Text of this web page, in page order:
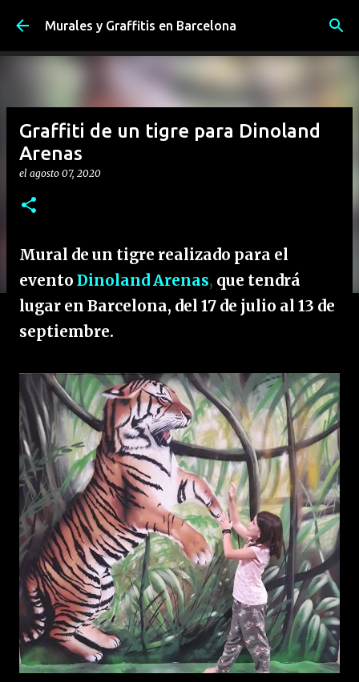
Ir al contenido principal
Murales y Graffitis en Barcelona
Graffiti de un tigre para Dinoland
Arenas
el agosto 07, 2020
Mural de un tigre realizado para el
evento Dinoland Arenas, que tendrá
lugar en Barcelona, del 17 de julio al 13 de
septiembre.